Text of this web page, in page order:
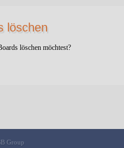
löschen
löschen möchtest?
Group